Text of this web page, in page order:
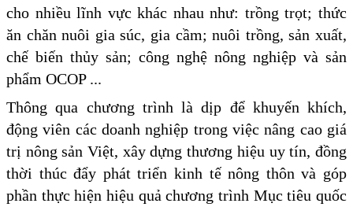
cho nhiều lĩnh vực khác nhau như: trồng trọt; thức
ăn chăn nuôi gia súc, gia cầm; nuôi trồng, sản xuất,
chế biến thủy sản; công nghệ nông nghiệp và sản
phẩm OCOP ...
Thông qua chương trình là dịp để khuyến khích,
động viên các doanh nghiệp trong việc nâng cao giá
trị nông sản Việt, xây dựng thương hiệu uy tín, đồng
thời thúc đẩy phát triển kinh tế nông thôn và góp
phần thực hiện hiệu quả chương trình Mục tiêu quốc